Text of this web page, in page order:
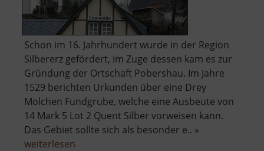
Schon im 16. Jahrhundert wurde in der Region
Silbererz gefördert, im Zuge dessen kam es zur
Gründung der Ortschaft Pobershau. Im Jahre
1529 berichten Urkunden über eine Drey
Molchen Fundgrube, welche eine Ausbeute von
14 Mark 5 Lot 2 Quent Silber vorweisen kann.
Das Gebiet sollte sich als besonder e.. »
weiterlesen